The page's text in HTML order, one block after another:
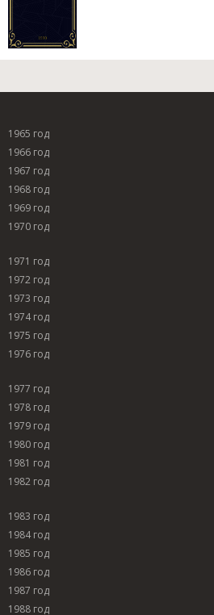
1965 год
1966 год
1967 год
1968 год
1969 год
1970 год
1971 год
1972 год
1973 год
1974 год
1975 год
1976 год
1977 год
1978 год
1979 год
1980 год
1981 год
1982 год
1983 год
1984 год
1985 год
1986 год
1987 год
1988 год